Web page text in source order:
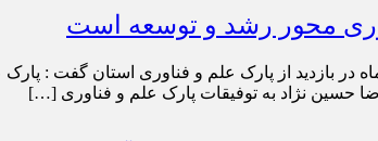
محور رشد و توسعه است
در بازدید از پارک علم و فناوری استان گفت :
حسین نژاد به توفیقات پارک علم و فناوری […]